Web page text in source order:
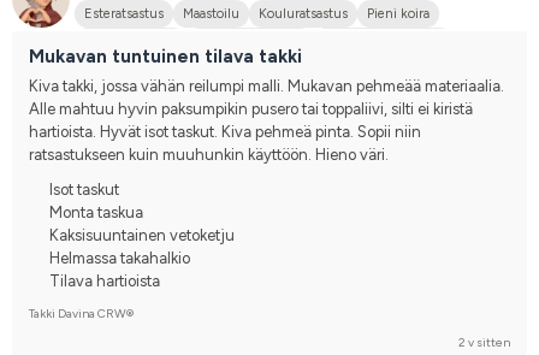
Esteratsastus
Maastoilu Kouluratsastus
Pieni koira
Mukavan tuntuinen tilava takki
Kiva takki, jossa vähän reilumpi malli. Mukavan pehmeää materiaalia.
Alle mahtuu hyvin paksumpikin pusero tai toppaliivi, silti ei kiristä
hartioista. Hyvät isot taskut. Kiva pehmeä pinta. Sopii niin
ratsastukseen kuin muuhunkin käyttöön. Hieno väri.
Isot taskut
Monta taskua
Kaksisuuntainen vetoketju
Helmassa takahalkio
Tilava hartioista
Takki Davina CRW®
2 v sitten